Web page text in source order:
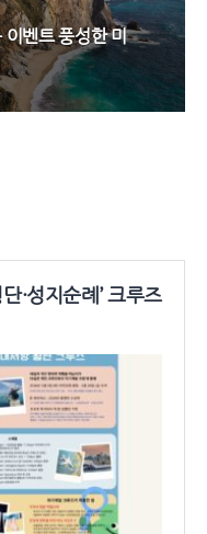
이벤트 풍성한 미
·성지순례’ 크루즈